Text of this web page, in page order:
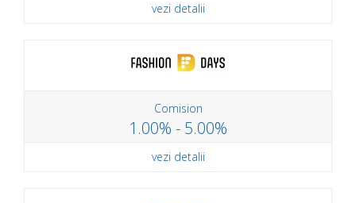
vezi detalii
Comision
1.00% - 5.00%
vezi detalii